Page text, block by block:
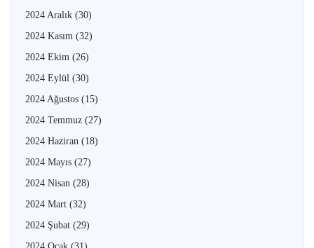
2024 Aralık (30)
2024 Kasım (32)
2024 Ekim (26)
2024 Eylül (30)
2024 Ağustos (15)
2024 Temmuz (27)
2024 Haziran (18)
2024 Mayıs (27)
2024 Nisan (28)
2024 Mart (32)
2024 Şubat (29)